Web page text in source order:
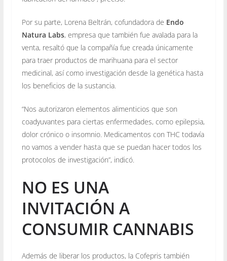
Por su parte, Lorena Beltrán, cofundadora de Endo
Natura Labs, empresa que también fue avalada para la
venta, resaltó que la compañía fue creada únicamente
para traer productos de marihuana para el sector
medicinal, así como investigación desde la genética hasta
los beneficios de la sustancia.
“Nos autorizaron elementos alimenticios que son
coadyuvantes para ciertas enfermedades, como epilepsia,
dolor crónico o insomnio. Medicamentos con THC todavía
no vamos a vender hasta que se puedan hacer todos los
protocolos de investigación”, indicó.
NO ES UNA
INVITACIÓN A
CONSUMIR CANNABIS
Además de liberar los productos, la Cofepris también